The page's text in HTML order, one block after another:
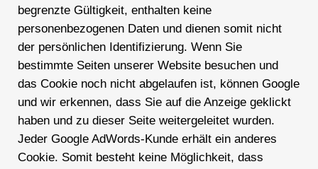
begrenzte Gültigkeit, enthalten keine
personenbezogenen Daten und dienen somit nicht
der persönlichen Identifizierung. Wenn Sie
bestimmte Seiten unserer Website besuchen und
das Cookie noch nicht abgelaufen ist, können Google
und wir erkennen, dass Sie auf die Anzeige geklickt
haben und zu dieser Seite weitergeleitet wurden.
Jeder Google AdWords-Kunde erhält ein anderes
Cookie. Somit besteht keine Möglichkeit, dass